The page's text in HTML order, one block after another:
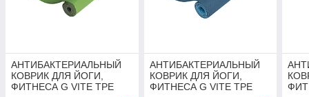
АНТИБАКТЕРИАЛЬНЫЙ
КОВРИК ДЛЯ ЙОГИ,
ФИТНЕСА G VITE TPE
АНТИБАКТЕРИАЛЬНЫЙ
КОВРИК ДЛЯ ЙОГИ,
ФИТНЕСА G VITE TPE